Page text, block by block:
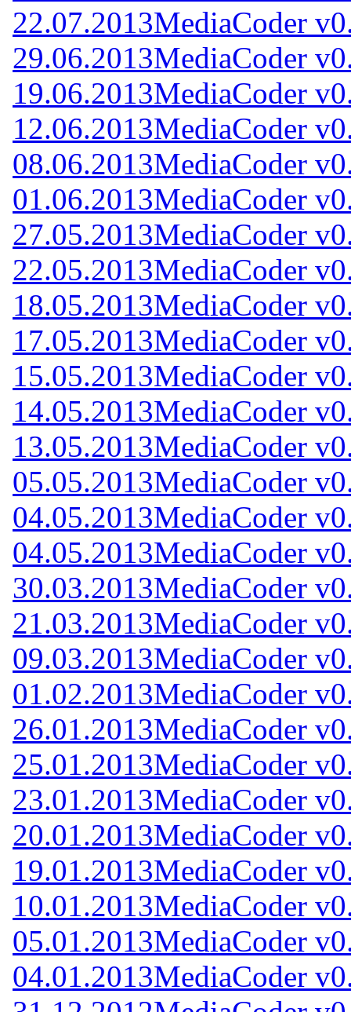
22.07.2013MediaCoder
29.06.2013MediaCoder
19.06.2013MediaCoder
12.06.2013MediaCoder
08.06.2013MediaCoder
01.06.2013MediaCoder
27.05.2013MediaCoder
22.05.2013MediaCoder
18.05.2013MediaCoder
17.05.2013MediaCoder
15.05.2013MediaCoder
14.05.2013MediaCoder
13.05.2013MediaCoder
05.05.2013MediaCoder
04.05.2013MediaCoder
04.05.2013MediaCoder
30.03.2013MediaCoder
21.03.2013MediaCoder
09.03.2013MediaCoder
01.02.2013MediaCoder
26.01.2013MediaCoder
25.01.2013MediaCoder
23.01.2013MediaCoder
20.01.2013MediaCoder
19.01.2013MediaCoder
10.01.2013MediaCoder
05.01.2013MediaCoder
04.01.2013MediaCoder